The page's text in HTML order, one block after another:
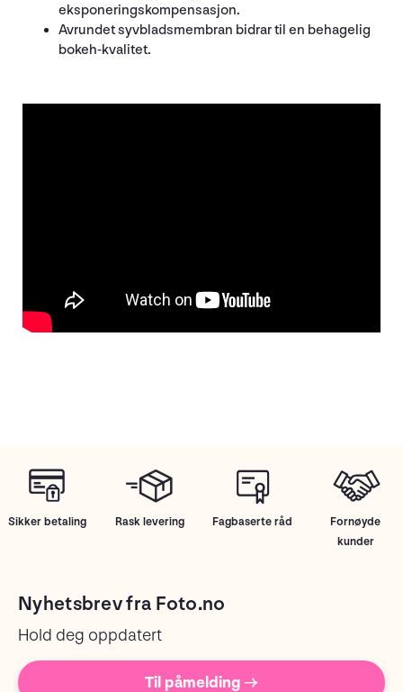
eksponeringskompensasjon.
Avrundet syvbladsmembran bidrar til en behagelig
bokeh-kvalitet.
Sikker betaling Rask levering Fagbaserte råd
Fornøyde
kunder
Nyhetsbrev fra Foto.no
Hold deg oppdatert
Til påmelding →